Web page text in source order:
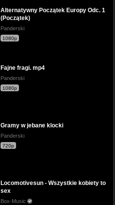
Alternatywny Początek Europy Odc. 1
(Początek)
Panderski
1080p
Fajne fragi. mp4
Panderski
1080p
Gramy w jebane klocki
Panderski
720p
Locomotivesun - Wszystkie kobiety to
sex
Box-Music